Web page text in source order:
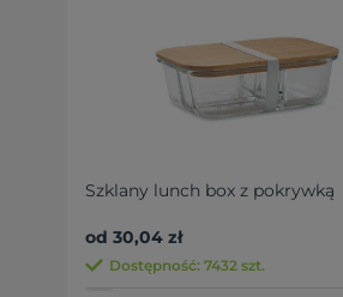
Szklany lunch box z pokrywką
od 30,04 zł
Dostępność: 7432 szt.